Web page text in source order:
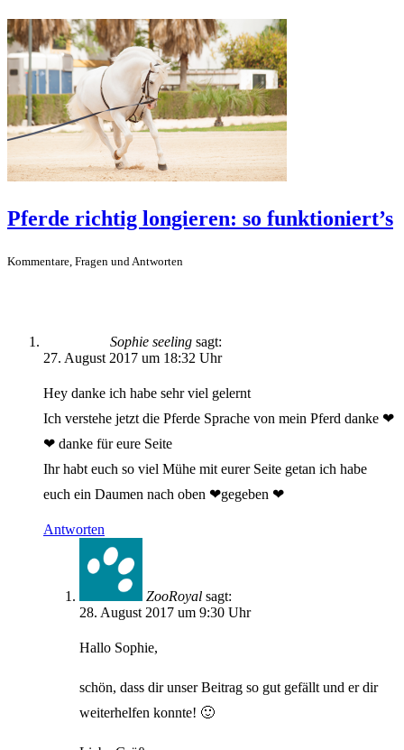
Pferde richtig longieren: so funktioniert’s
Kommentare, Fragen und Antworten
Sophie seeling sagt:
27. August 2017 um 18:32 Uhr
Hey danke ich habe sehr viel gelernt
Ich verstehe jetzt die Pferde Sprache von mein Pferd danke ❤
❤ danke für eure Seite
Ihr habt euch so viel Mühe mit eurer Seite getan ich habe
euch ein Daumen nach oben ❤gegeben ❤
Antworten
ZooRoyal sagt:
28. August 2017 um 9:30 Uhr
Hallo Sophie,
schön, dass dir unser Beitrag so gut gefällt und er dir
weiterhelfen konnte! 🙂